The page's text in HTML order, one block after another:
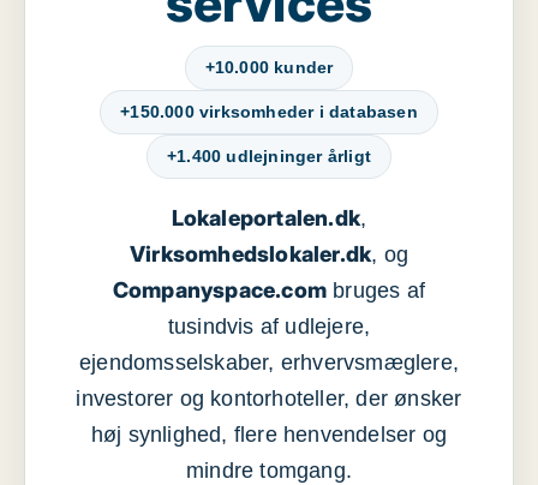
+10.000 kunder
+150.000 virksomheder i databasen
+1.400 udlejninger årligt
Lokaleportalen.dk,
Virksomhedslokaler.dk, og
Companyspace.com bruges af
tusindvis af udlejere,
ejendomsselskaber, erhvervsmæglere,
investorer og kontorhoteller, der ønsker
høj synlighed, flere henvendelser og
mindre tomgang.